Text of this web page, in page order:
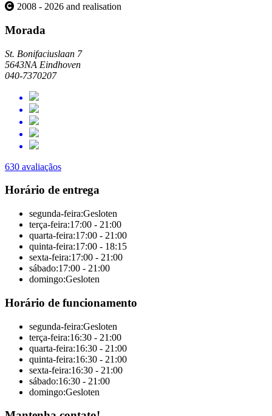
2008 - 2026 and realisation
Morada
St. Bonifaciuslaan 7
5643NA Eindhoven
040-7370207
630 avaliaçãos
Horário de entrega
segunda-feira:Gesloten
terça-feira:17:00 - 21:00
quarta-feira:17:00 - 21:00
quinta-feira:17:00 - 18:15
sexta-feira:17:00 - 21:00
sábado:17:00 - 21:00
domingo:Gesloten
Horário de funcionamento
segunda-feira:Gesloten
terça-feira:16:30 - 21:00
quarta-feira:16:30 - 21:00
quinta-feira:16:30 - 21:00
sexta-feira:16:30 - 21:00
sábado:16:30 - 21:00
domingo:Gesloten